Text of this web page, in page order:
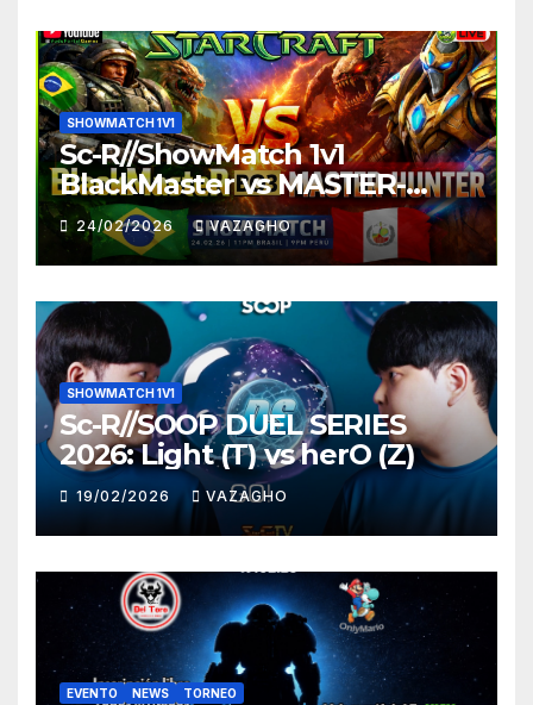
SHOWMATCH 1V1
Sc-R//ShowMatch 1v1
BlackMaster vs MASTER-
HUNTER
24/02/2026 VAZAGHO
SHOWMATCH 1V1
Sc-R//SOOP DUEL SERIES
2026: Light (T) vs herO (Z)
19/02/2026 VAZAGHO
EVENTO NEWS TORNEO